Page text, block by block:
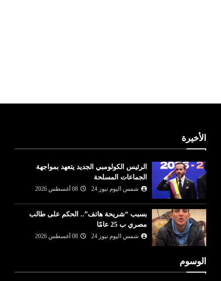
الأخيرة
الرئيس الكولومبي الجديد يتعهد بمواجهة
الجماعات المسلحة
شمس اليوم نيوز 24 08 أغسطس 2026
بسبب “شريحة هاتف”.. الحكم على طالب
مصري ب 25 عامًا
شمس اليوم نيوز 24 08 أغسطس 2026
الوسوم